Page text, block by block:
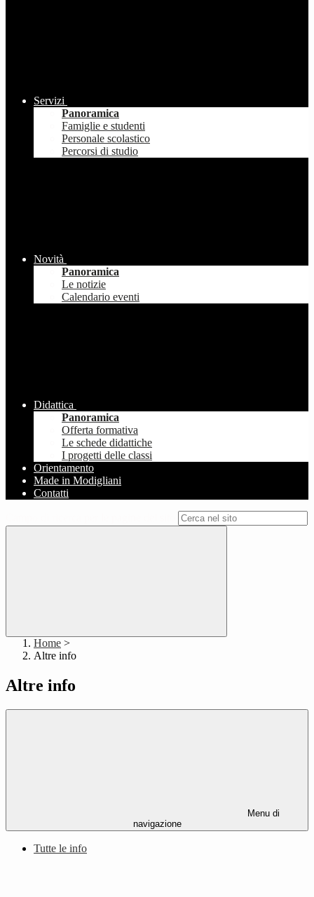
Servizi
Panoramica
Famiglie e studenti
Personale scolastico
Percorsi di studio
Novità
Panoramica
Le notizie
Calendario eventi
Didattica
Panoramica
Offerta formativa
Le schede didattiche
I progetti delle classi
Orientamento
Made in Modigliani
Contatti
Home >
Altre info
Altre info
Menu di
navigazione
Tutte le info